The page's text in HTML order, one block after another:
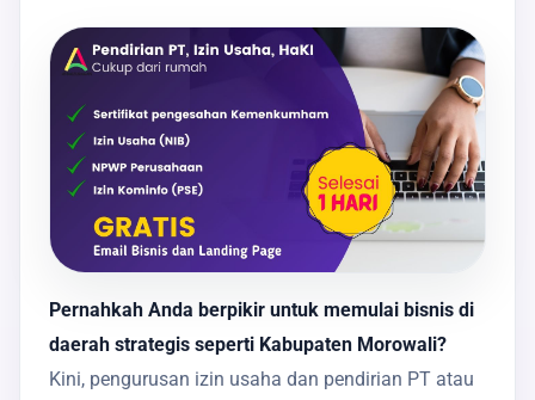
Pernahkah Anda berpikir untuk memulai bisnis di
daerah strategis seperti Kabupaten Morowali?
Kini, pengurusan izin usaha dan pendirian PT atau